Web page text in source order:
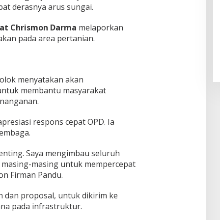
derasnya arus sungai.
Chrismon Darma melaporkan
pada area pertanian.
menyatakan akan
membantu masyarakat
respons cepat OPD. Ia
Saya mengimbau seluruh
masing untuk mempercepat
Firman Pandu.
dan proposal, untuk dikirim ke
pada infrastruktur.
Pendaftaran Istana Dibuka,
Warga Berebut Kuota